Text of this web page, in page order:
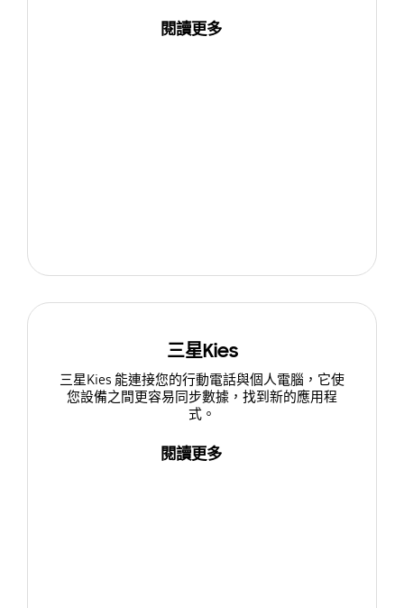
閱讀更多
三星Kies
三星Kies 能連接您的行動電話與個人電腦，它使
您設備之間更容易同步數據，找到新的應用程
式。
閱讀更多